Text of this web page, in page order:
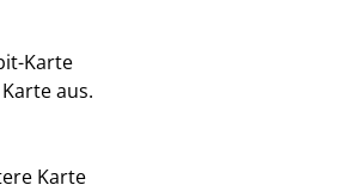
Karte
aus.
Karte